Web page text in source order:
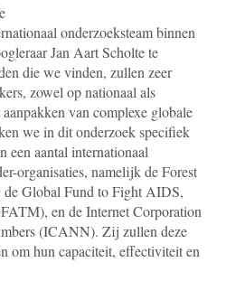
onderzoeksteam binnen
Jan Aart Scholte te
die we vinden, zullen zeer
zowel op nationaal als
van complexe globale
we in dit onderzoek specifiek
een aantal internationaal
organisaties, namelijk de Forest
Global Fund to Fight AIDS,
en de Internet Corporation
(ICANN). Zij zullen deze
om hun capaciteit, effectiviteit en